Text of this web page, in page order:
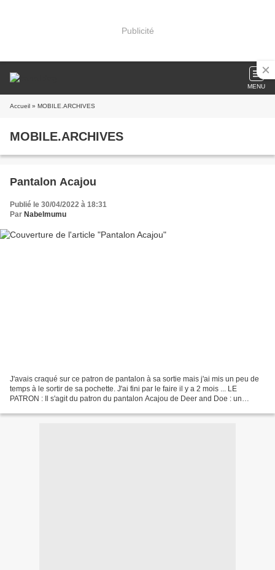
Publicité
MENU
Accueil » MOBILE.ARCHIVES
MOBILE.ARCHIVES
Pantalon Acajou
Publié le 30/04/2022 à 18:31
Par Nabelmumu
J'avais craqué sur ce patron de pantalon à sa sortie mais j'ai mis un peu de
temps à le sortir de sa pochette. J'ai fini par le faire il y a 2 mois ... LE
PATRON : Il s'agit du patron du pantalon Acajou de Deer and Doe : un